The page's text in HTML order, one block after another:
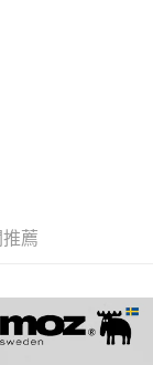
頁面所載為準。
，訂單將自動取
算日後寄送繳費提
。 讓您購物簡單
薦